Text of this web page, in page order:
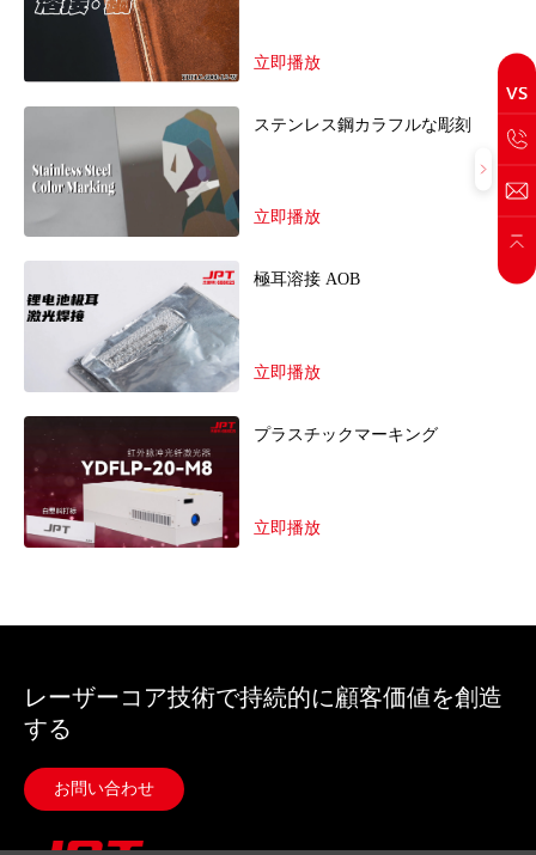
立即播放
ステンレス鋼カラフルな彫刻
立即播放
極耳溶接 AOB
立即播放
プラスチックマーキング
立即播放
レーザーコア技術で持続的に顧客価値を創造
する
お問い合わせ